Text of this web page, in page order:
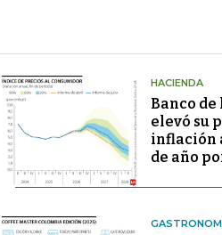
HACIENDA
Banco
elevó su
inflación
de año